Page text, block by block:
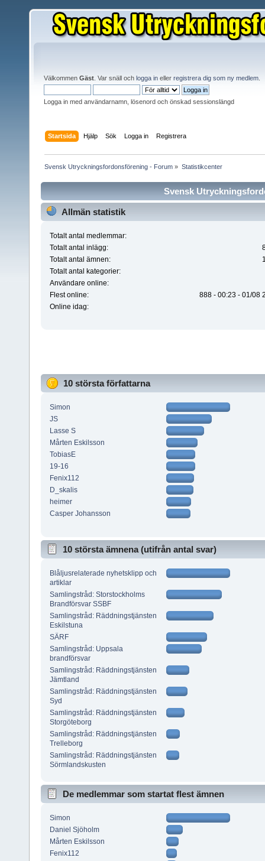
Välkommen Gäst . Var snäll och logga in eller registrera dig som ny medlem
Logga in med användarnamn, lösenord och önskad sessionslängd
Startsida Hjälp Sök Logga in Registrera
Svensk Utryckningsfordonsförening - Forum » Statistikcenter
Svensk
Allmän statistik
Totalt antal medlemmar:
Totalt antal inlägg:
Totalt antal ämnen:
Totalt antal kategorier:
Användare online:
Flest online:
888 - 00:23 - 01/08
Online idag:
10 största författarna
Simon
JS
Lasse S
Mårten Eskilsson
TobiasE
19-16
Fenix112
D_skalis
heimer
Casper Johansson
10 största ämnena (utifrån antal svar)
Blåljusrelaterade nyhetsklipp och
artiklar
Samlingstråd: Storstockholms
Brandförsvar SSBF
Samlingstråd: Räddningstjänsten
Eskilstuna
SÄRF
Samlingstråd: Uppsala
brandförsvar
Samlingstråd: Räddningstjänsten
Jämtland
Samlingstråd: Räddningstjänsten
Syd
Samlingstråd: Räddningstjänsten
Storgöteborg
Samlingstråd: Räddningstjänsten
Trelleborg
Samlingstråd: Räddningstjänsten
Sörmlandskusten
De medlemmar som startat flest ämnen
Simon
Daniel Sjöholm
Mårten Eskilsson
Fenix112